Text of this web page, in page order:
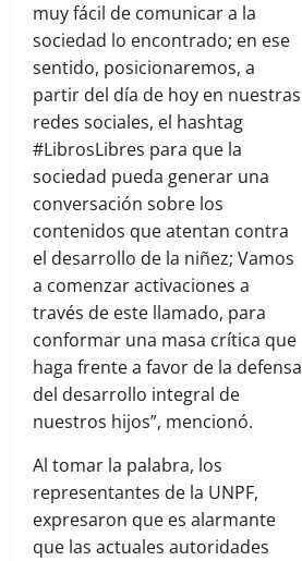
muy fácil de comunicar a la
sociedad lo encontrado; en ese
sentido, posicionaremos, a
partir del día de hoy en nuestras
redes sociales, el hashtag
#LibrosLibres para que la
sociedad pueda generar una
conversación sobre los
contenidos que atentan contra
el desarrollo de la niñez; Vamos
a comenzar activaciones a
través de este llamado, para
conformar una masa crítica que
haga frente a favor de la defensa
del desarrollo integral de
nuestros hijos”, mencionó.
Al tomar la palabra, los
representantes de la UNPF,
expresaron que es alarmante
que las actuales autoridades